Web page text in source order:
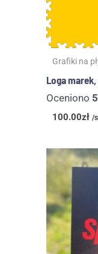
Grafiki na
Loga
Oceniono
100.00zł /
Ten